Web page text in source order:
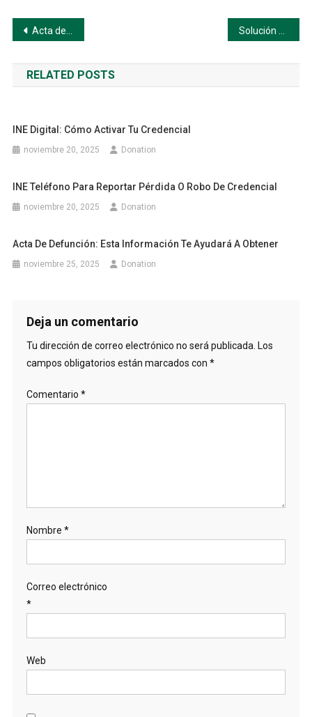
Navegación
de
entradas
Acta de nacimiento en línea
RELATED POSTS
INE Digital: Cómo Activar Tu Credencial
noviembre 20, 2025 Donation
INE Teléfono Para Reportar Pérdida O Robo De Credencial
noviembre 20, 2025 Donation
Acta De Defunción: Esta Información Te Ayudará A Obtener
noviembre 25, 2025 Donation
Deja un comentario
Tu dirección de correo electrónico no será publicada. Los
campos obligatorios están marcados con *
Comentario *
Nombre *
Correo electrónico
*
Web